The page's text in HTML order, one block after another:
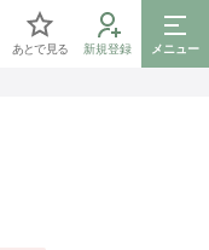
あとで見る 新規登録
メニュー